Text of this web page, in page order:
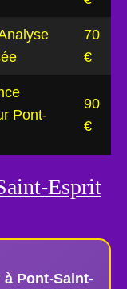
70
€
Pont-
90
€
Esprit
à Pont-Saint-